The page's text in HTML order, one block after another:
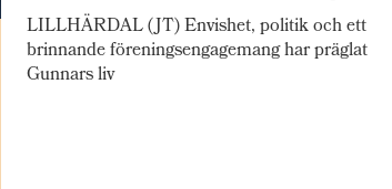
LILLHÄRDAL (JT) Envishet, politik och ett
brinnande föreningsengagemang har präglat
Gunnars liv